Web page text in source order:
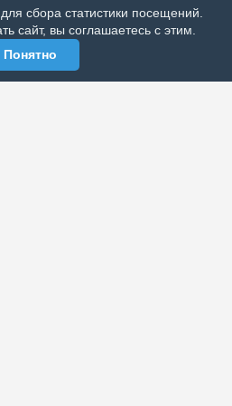
сбора статистики посещений.
сайт, вы соглашаетесь с этим.
Понятно